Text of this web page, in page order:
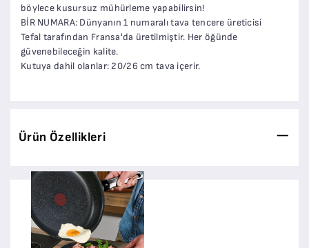
böylece kusursuz mühürleme yapabilirsin!
BİR NUMARA: Dünyanın 1 numaralı tava tencere üreticisi
Tefal tarafından Fransa'da üretilmiştir. Her öğünde
güvenebileceğin kalite.
Kutuya dahil olanlar: 20/26 cm tava içerir.
Ürün Özellikleri